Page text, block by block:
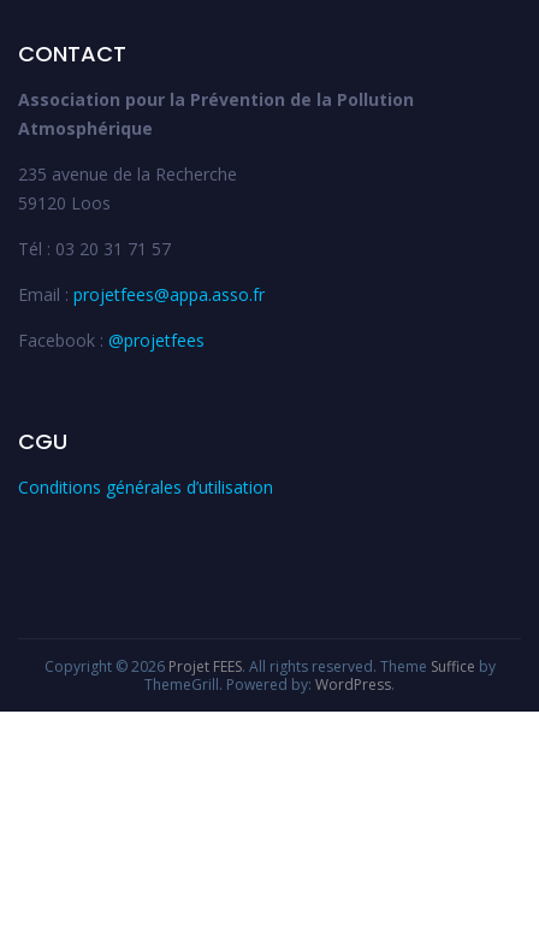
CONTACT
Association pour la Prévention de la Pollution
Atmosphérique
235 avenue de la Recherche
59120 Loos
Tél : 03 20 31 71 57
Email : projetfees@appa.asso.fr
Facebook : @projetfees
CGU
Conditions générales d’utilisation
Copyright © 2026 Projet FEES. All rights reserved. Theme Suffice by
ThemeGrill. Powered by: WordPress.